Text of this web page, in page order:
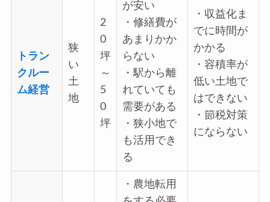
トラン
クルー
ム経営
狭
い
土
地
2
0
坪
～
5
0
坪
が安い
・修繕費が
あまりかか
らない
・駅から離
れていても
需要がある
・狭小地で
も活用でき
る
・収益化ま
でに時間が
かかる
・容積率が
低い土地で
はできない
・節税対策
にならない
・農地転用